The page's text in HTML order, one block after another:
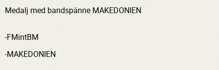
Medalj med bandspänne MAKEDONIEN
-FMintBM
-MAKEDONIEN